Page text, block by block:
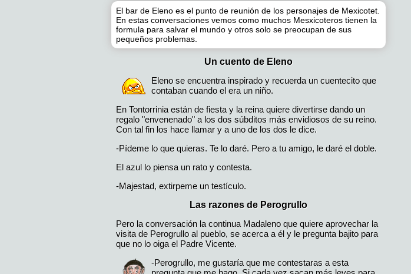
El bar de Eleno es el punto de reunión de los personajes de Mexicotet.
En estas conversaciones vemos como muchos Mesxicoteros tienen la
formula para salvar el mundo y otros solo se preocupan de sus
pequeños problemas.
Un cuento de Eleno
Eleno se encuentra inspirado y recuerda un cuentecito que
contaban cuando el era un niño.
En Tontorrinia están de fiesta y la reina quiere divertirse dando un
regalo "envenenado" a los dos súbditos más envidiosos de su reino.
Con tal fin los hace llamar y a uno de los dos le dice.
-Pídeme lo que quieras. Te lo daré. Pero a tu amigo, le daré el doble.
El azul lo piensa un rato y contesta.
-Majestad, extirpeme un testículo.
Las razones de Perogrullo
Pero la conversación la continua Madaleno que quiere aprovechar la
visita de Perogrullo al pueblo, se acerca a él y le pregunta bajito para
que no lo oiga el Padre Vicente.
-Perogrullo, me gustaría que me contestaras a esta